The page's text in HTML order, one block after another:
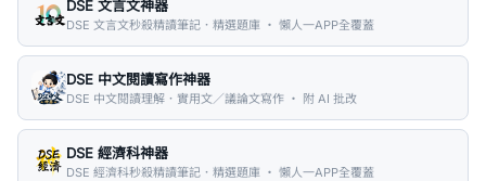
DSE 文言文神器
DSE 文言文秒殺精讀筆記．精選題庫 ・ 懶人一APP全覆蓋
DSE 中文閱讀寫作神器
DSE 中文閱讀理解．實用文／議論文寫作 ・ 附 AI 批改
DSE 經濟科神器
DSE 經濟科秒殺精讀筆記．精選題庫 ・ 懶人一APP全覆蓋